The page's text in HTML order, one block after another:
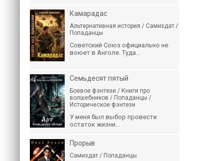
Камарадас
Альтернативная история / Самиздат /
Попаданцы
Советский Союз официально не
воюет в Анголе. Туда...
Семьдесят пятый
Боевое фэнтези / Книги про
волшебников / Попаданцы /
Историческое фэнтези
У меня был выбор провести
остаток жизни...
Прорыв
Самиздат / Попаданцы